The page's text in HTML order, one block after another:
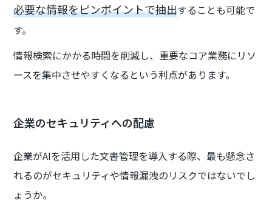
必要な情報をピンポイントで抽出することも可能で
す。
情報検索にかかる時間を削減し、重要なコア業務にリソ
ースを集中させやすくなるという利点があります。
企業のセキュリティへの配慮
企業がAIを活用した文書管理を導入する際、最も懸念さ
れるのがセキュリティや情報漏洩のリスクではないでし
ょうか。